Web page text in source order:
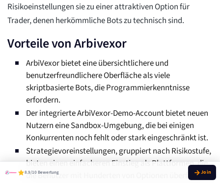
Risikoeinstellungen sie zu einer attraktiven Option für
Trader, denen herkömmliche Bots zu technisch sind.
Vorteile von Arbivexor
ArbiVexor bietet eine übersichtlichere und
benutzerfreundlichere Oberfläche als viele
skriptbasierte Bots, die Programmierkenntnisse
erfordern.
Der integrierte ArbiVexor-Demo-Account bietet neuen
Nutzern eine Sandbox-Umgebung, die bei einigen
Konkurrenten noch fehlt oder stark eingeschränkt ist.
Strategievoreinstellungen, gruppiert nach Risikostufe,
bieten einen einfacheren Einstieg als Plattformen, die
die Benutzer mit Hunderten von Optionen überfordern.
8.9/10 Bewertung